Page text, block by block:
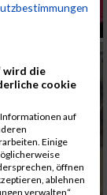
wird die
cookie
auf
Einige
öffnen
ablehnen
verwalten“